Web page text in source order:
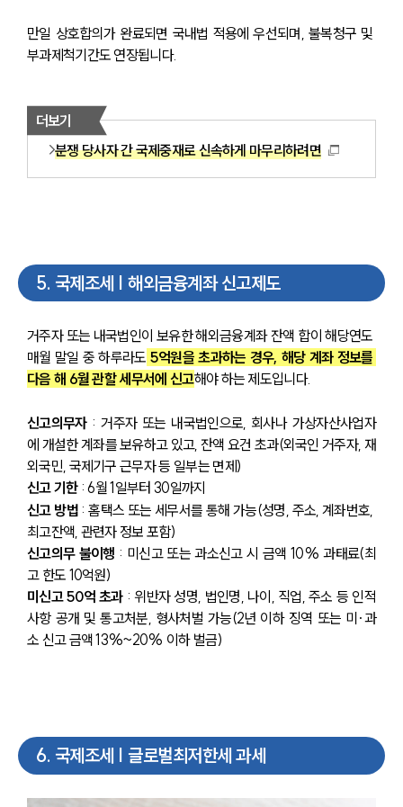
만일 상호합의가 완료되면 국내법 적용에 우선되며, 불복청구 및
부과제척기간도 연장됩니다.
더보기
분쟁 당사자 간 국제중재로 신속하게 마무리하려면
5. 국제조세 | 해외금융계좌 신고제도
거주자 또는 내국법인이 보유한 해외금융계좌 잔액 합이 해당연도
매월 말일 중 하루라도 5억원을 초과하는 경우, 해당 계좌 정보를
다음 해 6월 관할 세무서에 신고해야 하는 제도입니다.
신고의무자 : 거주자 또는 내국법인으로, 회사나 가상자산사업자
에 개설한 계좌를 보유하고 있고, 잔액 요건 초과(외국인 거주자, 재
외국민, 국제기구 근무자 등 일부는 면제)
신고 기한 : 6월 1일부터 30일까지
신고 방법 : 홈택스 또는 세무서를 통해 가능(성명, 주소, 계좌번호,
최고잔액, 관련자 정보 포함)
신고의무 불이행 : 미신고 또는 과소신고 시 금액 10% 과태료(최
고 한도 10억원)
미신고 50억 초과 : 위반자 성명, 법인명, 나이, 직업, 주소 등 인적
사항 공개 및 통고처분, 형사처벌 가능(2년 이하 징역 또는 미·과
소 신고 금액 13%~20% 이하 벌금)
6. 국제조세 | 글로벌최저한세 과세